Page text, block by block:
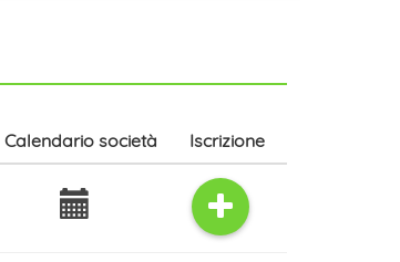
Calendario società Iscrizione